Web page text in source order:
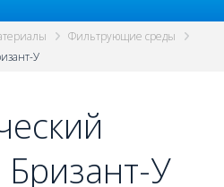
Фильтрующие среды
У
У